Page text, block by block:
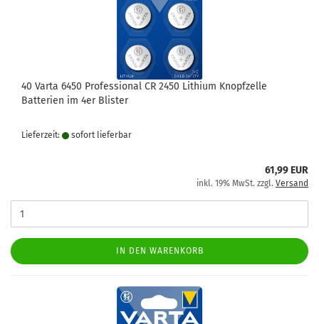
40 Varta 6450 Professional CR 2450 Lithium Knopfzelle
Batterien im 4er Blister
Lieferzeit: sofort lie­fer­bar
61,99 EUR
inkl. 19% MwSt. zzgl. Versand
IN DEN WARENKORB